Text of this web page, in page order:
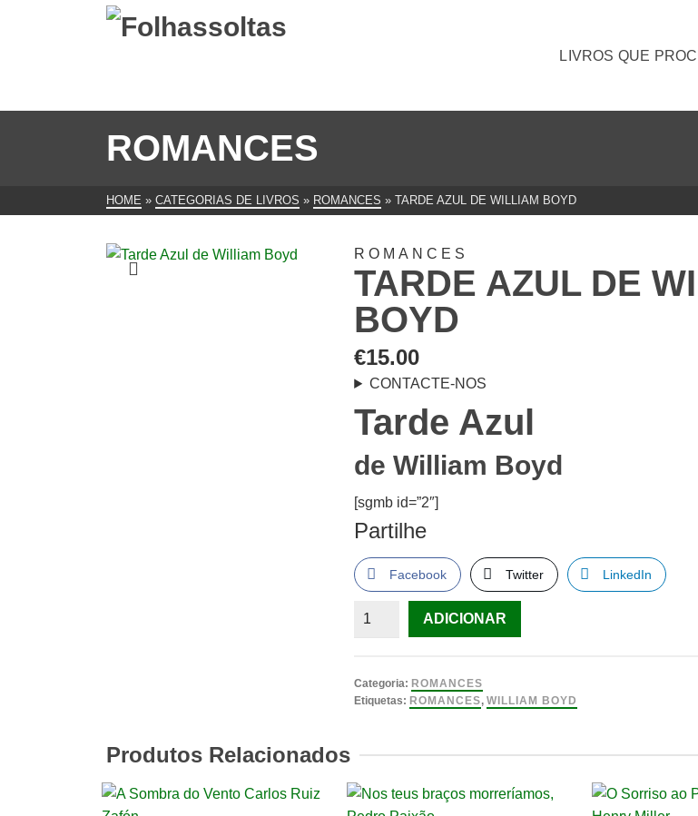
LIVROS QUE
ROMANCES
HOME » CATEGORIAS DE LIVROS » ROMANCES » TARDE AZUL DE WILLIAM BOYD
ROMANCES
TARDE AZUL DE
BOYD
€15.00
CONTACTE-NOS
Tarde Azul
de William Boyd
[sgmb id=”2″]
Partilhe
Facebook Twitter LinkedIn
Quantidade
Azul
de
ADICIONAR
Categoria: ROMANCES
Etiquetas: ROMANCES,WILLIAM BOYD
Produtos Relacionados